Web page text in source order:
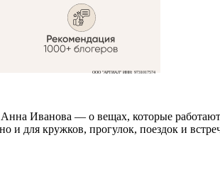
ООО "АРТИАЛ" ИНН: 9731017574
Иванова — о вещах, которые
для кружков, прогулок, поездок и